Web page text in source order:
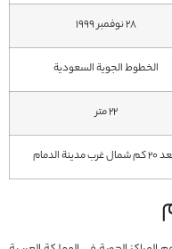
۲۸ نوفمبر ۱۹۹۹
الخطوط الجوية السعودية
22 متر
مدينة الدمام